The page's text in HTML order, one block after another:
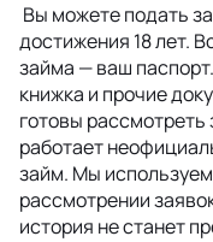
Вы можете подать
достижения 18 лет.
займа — ваш
книжка и прочие
готовы рассмотреть
работает
займ. Мы
рассмотрении
история не станет